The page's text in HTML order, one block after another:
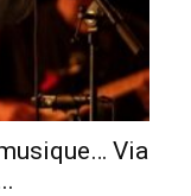
Via